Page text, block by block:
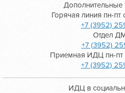
Дополнительные
Горячая линия пн-пт
+7 (3952)
Отдел
+7 (3952)
Приемная ИДЦ пн-пт
+7 (3952)
ИДЦ в